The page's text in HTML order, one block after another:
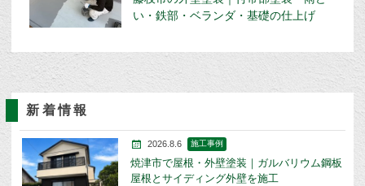
い・鉄部・ベランダ・基礎の仕上げ
新着情報
2026.8.6 施工事例
焼津市で屋根・外壁塗装｜ガルバリウム鋼板
屋根とサイディング外壁を施工